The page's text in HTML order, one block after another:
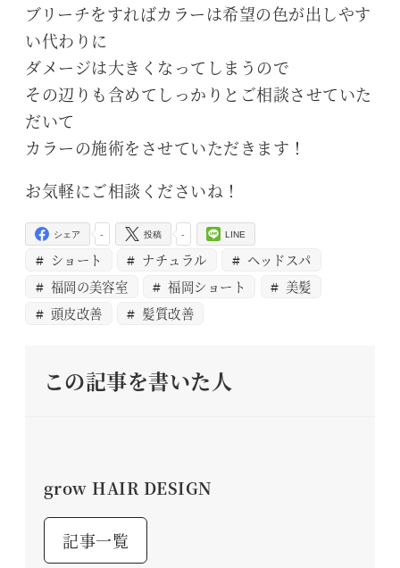
ブリーチをすればカラーは希望の色が出しやす
い代わりに
ダメージは大きくなってしまうので
その辺りも含めてしっかりとご相談させていた
だいて
カラーの施術をさせていただきます！
お気軽にご相談くださいね！
-
シェア -
投稿 LINE
ショート ナチュラル
ヘッドスパ
福岡の美容室
福岡ショート
美髪
頭皮改善
髪質改善
この記事を書いた人
grow HAIR DESIGN
記事一覧